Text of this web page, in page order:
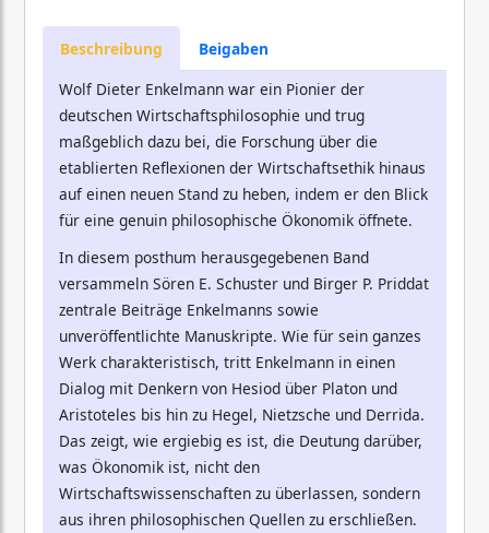
Beschreibung
Beigaben
Wolf Dieter Enkelmann war ein Pionier der
deutschen Wirtschaftsphilosophie und trug
maßgeblich dazu bei, die Forschung über die
etablierten Reflexionen der Wirtschaftsethik hinaus
auf einen neuen Stand zu heben, indem er den Blick
für eine genuin philosophische Ökonomik öffnete.
In diesem posthum herausgegebenen Band
versammeln Sören E. Schuster und Birger P. Priddat
zentrale Beiträge Enkelmanns sowie
unveröffentlichte Manuskripte. Wie für sein ganzes
Werk charakteristisch, tritt Enkelmann in einen
Dialog mit Denkern von Hesiod über Platon und
Aristoteles bis hin zu Hegel, Nietzsche und Derrida.
Das zeigt, wie ergiebig es ist, die Deutung darüber,
was Ökonomik ist, nicht den
Wirtschaftswissenschaften zu überlassen, sondern
aus ihren philosophischen Quellen zu erschließen.